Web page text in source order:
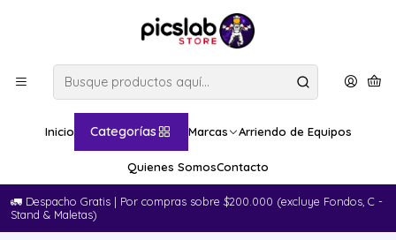
Inicio Categorías Marcas Arriendo de Equipos
Quienes SomosContacto
🚛​ Despacho Gratis | Por compras sobre $200.000 (excluye Fondos, C -
Stand & Maletas)